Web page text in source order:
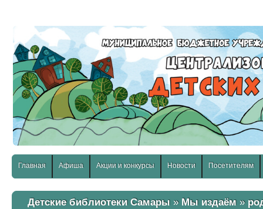
Главная Афиша Акции и конкурсы Новости Посетителям
Детские библиотеки Самары » Мы издаём »